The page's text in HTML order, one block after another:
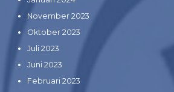
November 2023
Oktober 2023
Juli 2023
Juni 2023
Februari 2023